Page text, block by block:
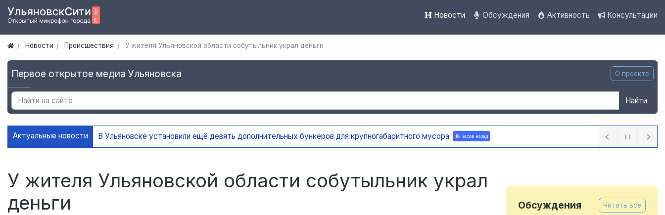
Новости Обсуждения Активность Консультации
Новости Происшествия У жителя Ульяновской области собутыльник украл деньги
Первое открытое медиа Ульяновска О проекте
Найти
Актуальные новости На контейнерных площадках Ульяновска внедряют систему видео-аналитики
У жителя Ульяновской области собутыльник украл
деньги
Обсуждения Читать все